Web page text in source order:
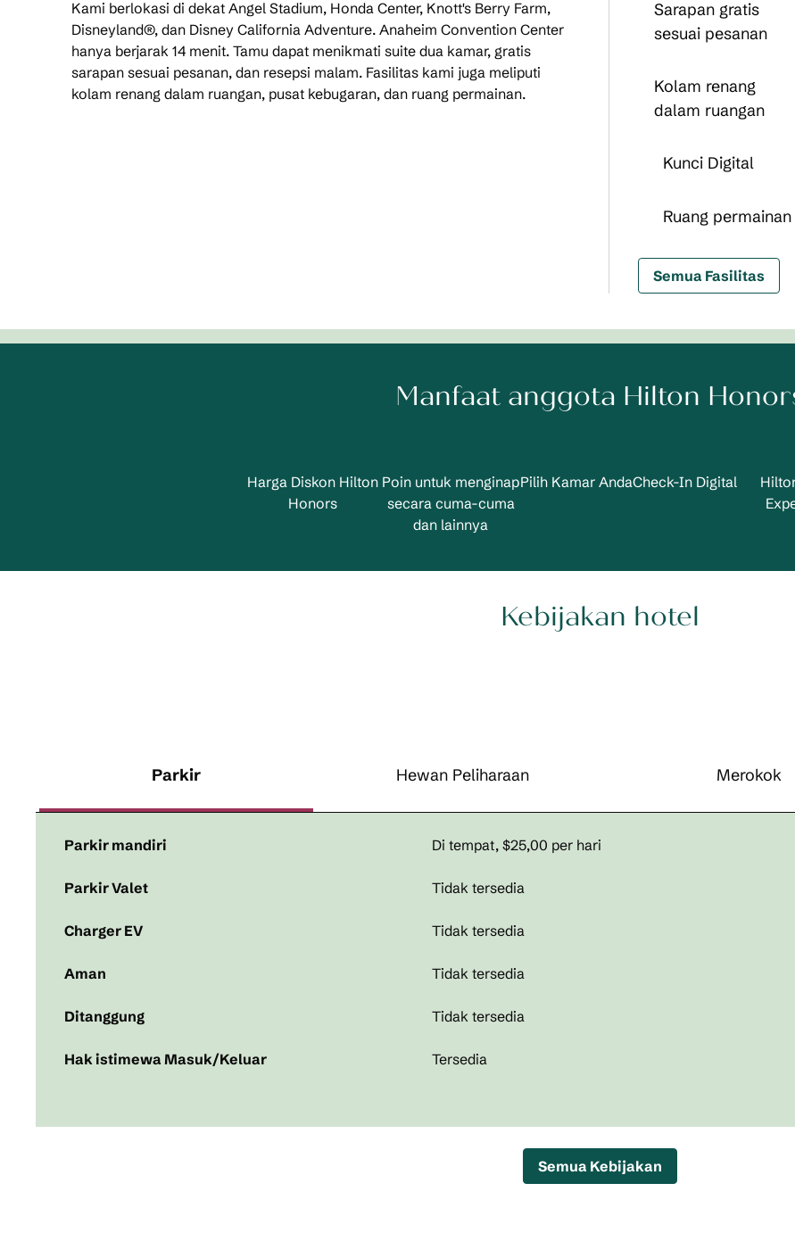
Kami berlokasi di dekat Angel Stadium, Honda Center, Knott's Berry Farm,
Disneyland®, dan Disney California Adventure. Anaheim Convention Center
hanya berjarak 14 menit. Tamu dapat menikmati suite dua kamar, gratis
sarapan sesuai pesanan, dan resepsi malam. Fasilitas kami juga meliputi
kolam renang dalam ruangan, pusat kebugaran, dan ruang permainan.
Sarapan gratis
sesuai pesanan
Kolam renang
dalam ruangan
Kunci Digital
Ruang permainan
Semua Fasilitas
Manfaat anggota Hilton
Harga Diskon Hilton
Honors
Poin untuk menginap
secara cuma-cuma
dan lainnya
Pilih Kamar AndaCheck-In Digital
Kebijakan hotel
Parkir Hewan Peliharaan Merokok
Parkir mandiri Di tempat, $25,00 per hari
Parkir Valet Tidak tersedia
Charger EV Tidak tersedia
Aman Tidak tersedia
Ditanggung Tidak tersedia
Hak istimewa Masuk/Keluar Tersedia
Semua Kebijakan